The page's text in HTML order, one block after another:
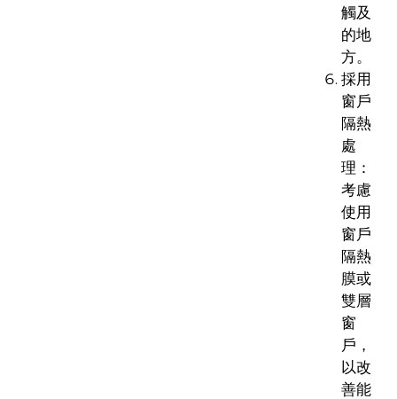
觸及
的地
方。
採用
窗戶
隔熱
處
理：
考慮
使用
窗戶
隔熱
膜或
雙層
窗
戶，
以改
善能